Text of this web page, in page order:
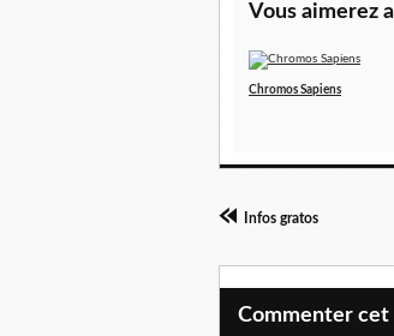
Vous aimerez
Chromos Sapiens
Infos gratos
Commenter cet